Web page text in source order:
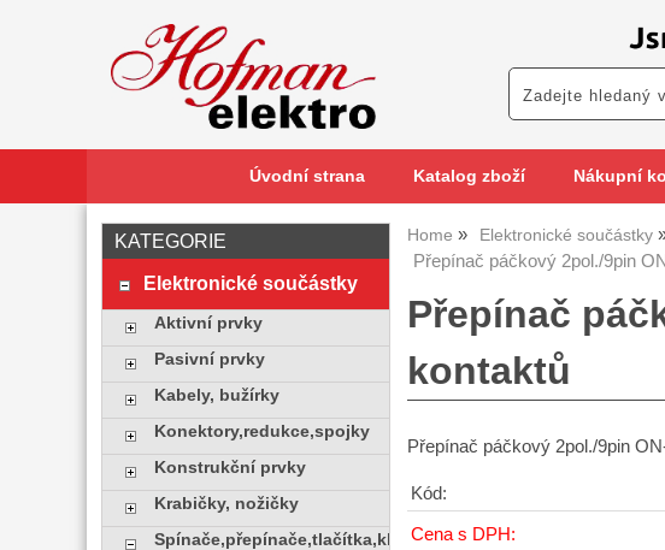
Úvodní strana Katalog zboží Nákupní
Home Elektronické součástky
Přepínač páčkový 2pol./9pin
Přepínač
kontaktů
Přepínač páčkový 2pol./9pin
Kód:
Cena s DPH:
KATEGORIE
Elektronické součástky
Aktivní prvky
Pasivní prvky
Kabely, bužírky
Konektory,redukce,spojky
Konstrukční prvky
Krabičky, nožičky
Spínače,přepínače,tlačítka,klávesy